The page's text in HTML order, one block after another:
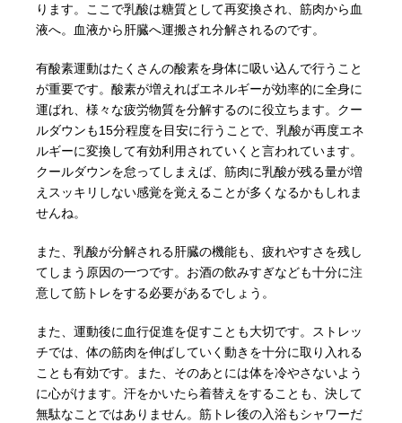
ります。ここで乳酸は糖質として再変換され、筋肉から血
液へ。血液から肝臓へ運搬され分解されるのです。
有酸素運動はたくさんの酸素を身体に吸い込んで行うこと
が重要です。酸素が増えればエネルギーが効率的に全身に
運ばれ、様々な疲労物質を分解するのに役立ちます。クー
ルダウンも15分程度を目安に行うことで、乳酸が再度エネ
ルギーに変換して有効利用されていくと言われています。
クールダウンを怠ってしまえば、筋肉に乳酸が残る量が増
えスッキリしない感覚を覚えることが多くなるかもしれま
せんね。
また、乳酸が分解される肝臓の機能も、疲れやすさを残し
てしまう原因の一つです。お酒の飲みすぎなども十分に注
意して筋トレをする必要があるでしょう。
また、運動後に血行促進を促すことも大切です。ストレッ
チでは、体の筋肉を伸ばしていく動きを十分に取り入れる
ことも有効です。また、そのあとには体を冷やさないよう
に心がけます。汗をかいたら着替えをすることも、決して
無駄なことではありません。筋トレ後の入浴もシャワーだ